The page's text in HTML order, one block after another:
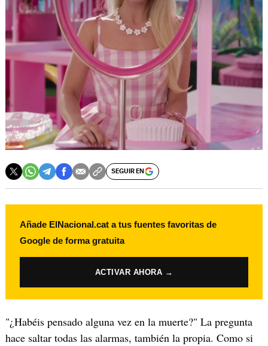
SEGUIR EN
Añade ElNacional.cat a tus fuentes favoritas de
Google de forma gratuita
ACTIVAR AHORA →
"¿Habéis pensado alguna vez en la muerte?" La pregunta
hace saltar todas las alarmas, también la propia. Como si